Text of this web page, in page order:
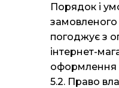
Порядок і
погоджує з
інтернет-
оформлення
5.2. Право